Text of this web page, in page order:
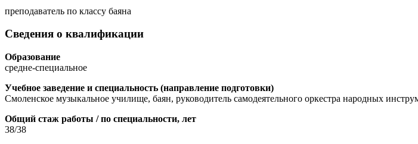
преподаватель по классу баяна
Сведения о квалификации
Образование
средне-специальное
Учебное заведение и cпециальность (направление подготовки)
Смоленское музыкальное училище, баян, руководитель самодеятельного оркестра народных
Общий стаж работы / по специальности, лет
38/38